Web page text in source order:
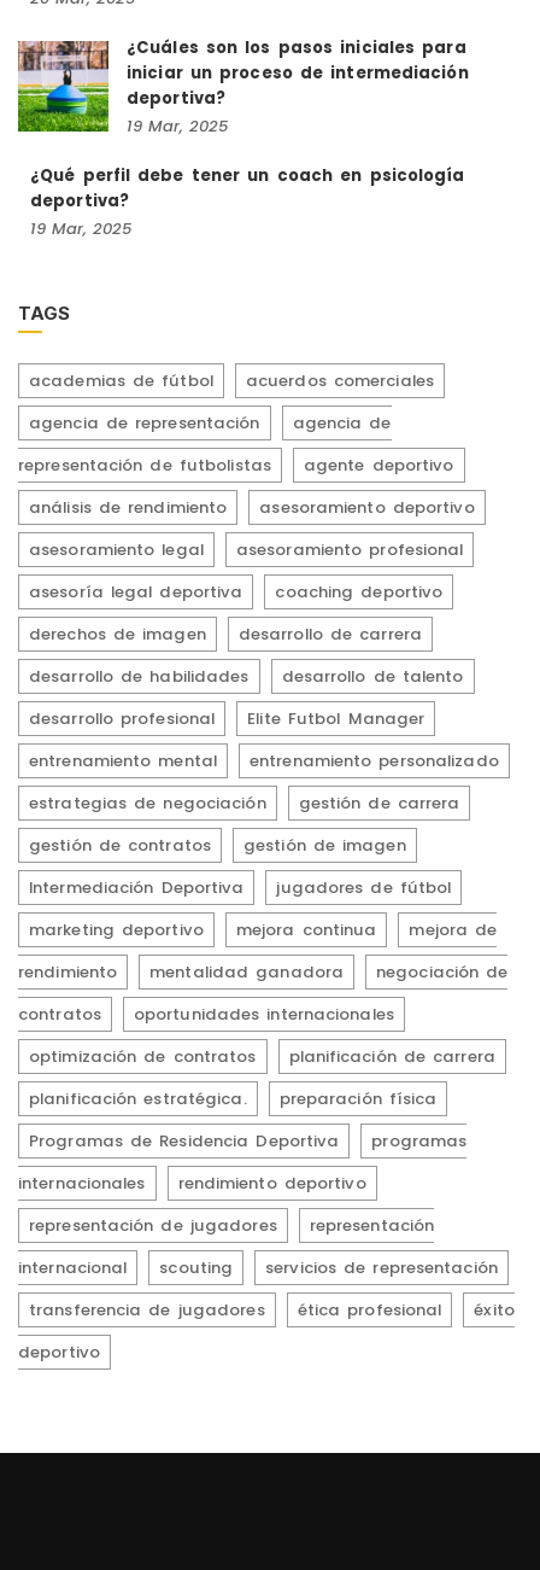
¿Cuáles son los pasos iniciales para
iniciar un proceso de intermediación
deportiva?
19 Mar, 2025
¿Qué perfil debe tener un coach en psicología
deportiva?
19 Mar, 2025
TAGS
academias de fútbol
acuerdos comerciales
agencia de representación
agencia de
representación de futbolistas
agente deportivo
análisis de rendimiento
asesoramiento deportivo
asesoramiento legal
asesoramiento profesional
asesoría legal deportiva
coaching deportivo
derechos de imagen
desarrollo de carrera
desarrollo de habilidades
desarrollo de talento
desarrollo profesional
Elite Futbol Manager
entrenamiento mental
entrenamiento personalizado
estrategias de negociación
gestión de carrera
gestión de contratos
gestión de imagen
Intermediación Deportiva
jugadores de fútbol
marketing deportivo
mejora continua
mejora de
rendimiento
mentalidad ganadora
negociación de
contratos
oportunidades internacionales
optimización de contratos
planificación de carrera
planificación estratégica.
preparación física
Programas de Residencia Deportiva
programas
internacionales
rendimiento deportivo
representación de jugadores
representación
internacional
scouting
servicios de representación
transferencia de jugadores
ética profesional
éxito
deportivo